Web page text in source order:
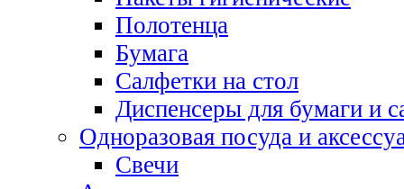
Полотенца
Бумага
Салфетки на стол
Диспенсеры для бумаги и
Одноразовая посуда и
Свечи